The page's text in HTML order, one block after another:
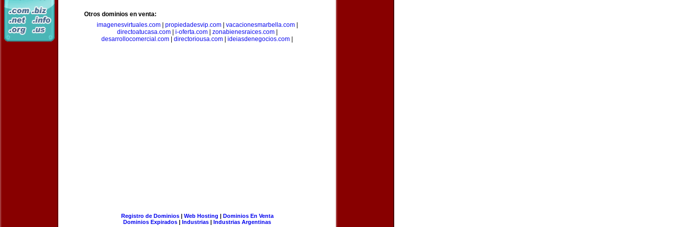
Otros dominios en venta:
imagenesvirtuales.com| propiedadesvip.com| vacacionesmarbella.com|
directoatucasa.com| i-oferta.com| zonabienesraices.com|
desarrollocomercial.com
directoriousa.com ideiasdenegocios.com
Registro de Dominios| Web Hosting | Dominios En Venta
Dominios Expirados | Industrias | Industrias Argentinas